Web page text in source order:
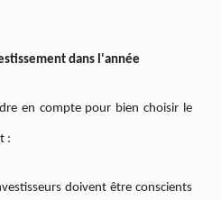
dans l'année
en compte pour bien choisir le
:
doivent être conscients